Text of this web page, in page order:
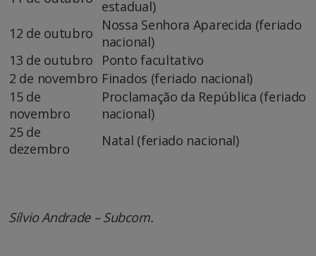
estadual)
12 de outubro
Nossa Senhora Aparecida (feriado
nacional)
13 de outubro
Ponto facultativo
2 de novembro Finados (feriado nacional)
15 de
novembro
Proclamação da República (feriado
nacional)
25 de
dezembro
Natal (feriado nacional)
Sílvio Andrade – Subcom.